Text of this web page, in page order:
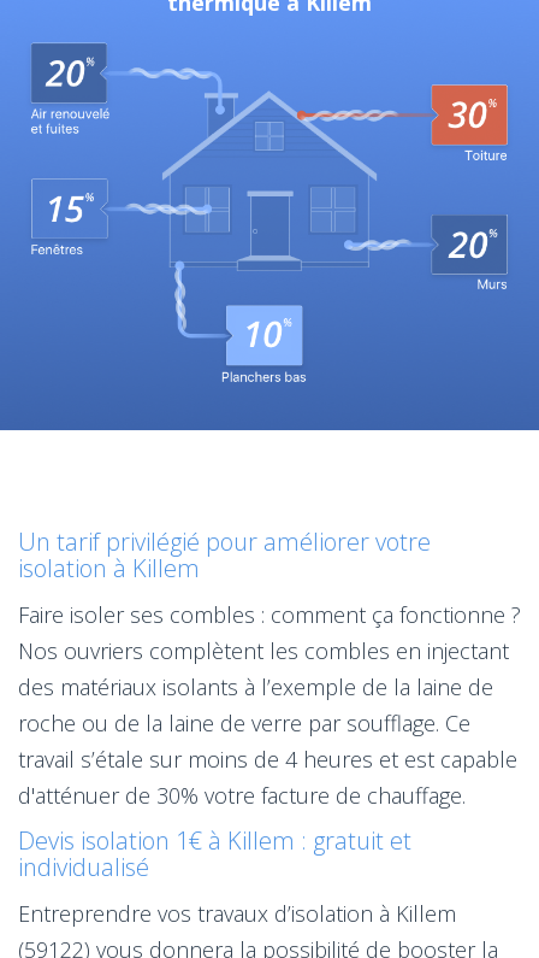
Un tarif privilégié pour améliorer votre
isolation à Killem
Faire isoler ses combles : comment ça fonctionne ?
Nos ouvriers complètent les combles en injectant
des matériaux isolants à l’exemple de la laine de
roche ou de la laine de verre par soufflage. Ce
travail s’étale sur moins de 4 heures et est capable
d'atténuer de 30% votre facture de chauffage.
Devis isolation 1€ à Killem : gratuit et
individualisé
Entreprendre vos travaux d’isolation à Killem
(59122) vous donnera la possibilité de booster la